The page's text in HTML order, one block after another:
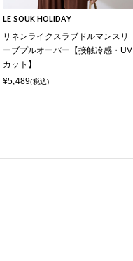
LE SOUK HOLIDAY
リネンライクスラブドルマンスリ
ーブプルオーバー【接触冷感・UV
カット】
¥5,489(税込)